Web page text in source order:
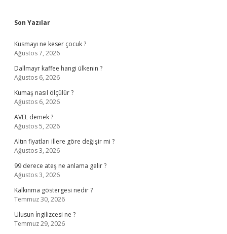
Sidebar
Son Yazılar
Kusmayı ne keser çocuk ?
Ağustos 7, 2026
Dallmayr kaffee hangi ülkenin ?
Ağustos 6, 2026
Kumaş nasıl ölçülür ?
Ağustos 6, 2026
AVEL demek ?
Ağustos 5, 2026
Altın fiyatları illere göre değişir mi ?
Ağustos 3, 2026
99 derece ateş ne anlama gelir ?
Ağustos 3, 2026
Kalkınma göstergesi nedir ?
Temmuz 30, 2026
Ulusun İngilizcesi ne ?
Temmuz 29, 2026